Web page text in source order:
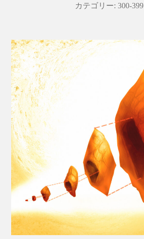
片
た
ち
カテゴリー: 300-399